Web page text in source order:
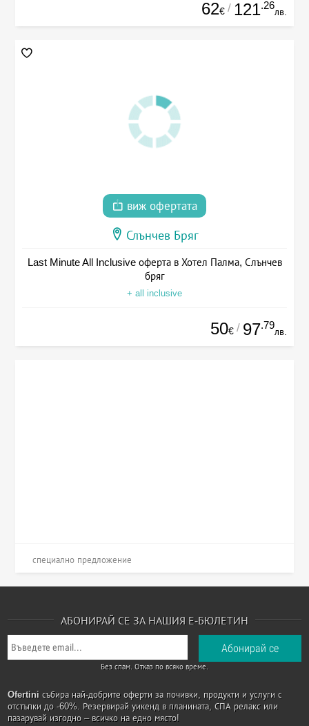
62€ / 121.26
лв.
виж офертата
Слънчев Бряг
Last Minute All Inclusive оферта в Хотел Палма, Слънчев
бряг
+ all inclusive
50€ / 97.79
лв.
специално предложение
АБОНИРАЙ СЕ ЗА НАШИЯ Е-БЮЛЕТИН
Без спам. Отказ по всяко време.
Ofertini събира най-добрите оферти за почивки, продукти и услуги с
отстъпки до -60%. Резервирай уикенд в планината, СПА релакс или
пазарувай изгодно – всичко на едно място!